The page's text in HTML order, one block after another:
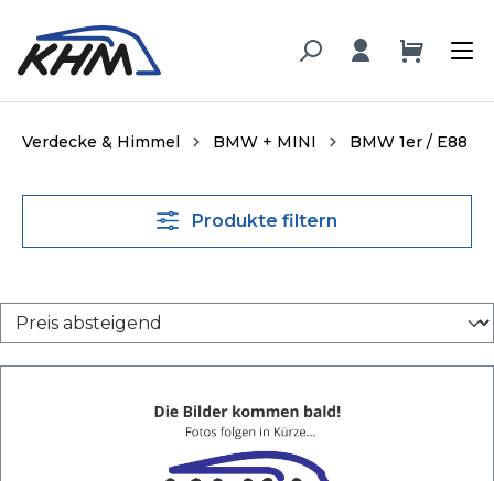
springen
Verdecke & Himmel BMW + MINI BMW 1er / E88
Produkte filtern